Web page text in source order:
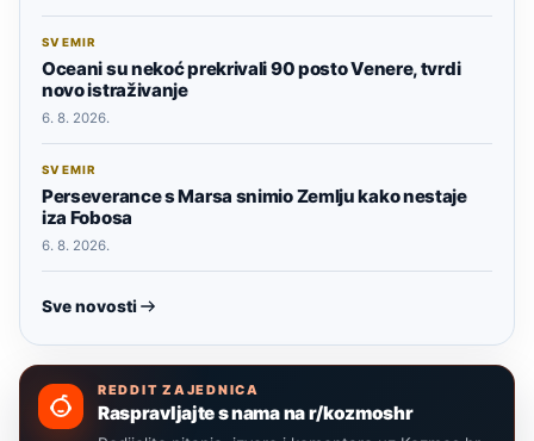
SVEMIR
Oceani su nekoć prekrivali 90 posto Venere, tvrdi
novo istraživanje
6. 8. 2026.
SVEMIR
Perseverance s Marsa snimio Zemlju kako nestaje
iza Fobosa
6. 8. 2026.
Sve novosti
REDDIT ZAJEDNICA
Raspravljajte s nama na r/kozmoshr